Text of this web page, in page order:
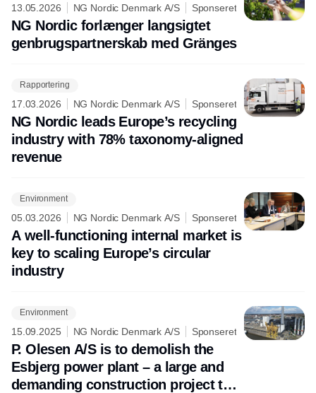
13.05.2026 NG Nordic Denmark A/S Sponseret
NG Nordic forlænger langsigtet
genbrugspartnerskab med Gränges
Rapportering
17.03.2026 NG Nordic Denmark A/S Sponseret
NG Nordic leads Europe’s recycling
industry with 78% taxonomy-aligned
revenue
Environment
05.03.2026 NG Nordic Denmark A/S Sponseret
A well-functioning internal market is
key to scaling Europe’s circular
industry
Environment
15.09.2025 NG Nordic Denmark A/S Sponseret
P. Olesen A/S is to demolish the
Esbjerg power plant – a large and
demanding construction project that